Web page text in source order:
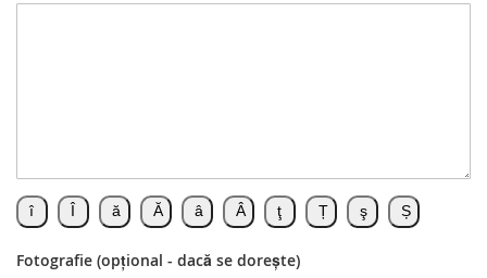
Fotografie (opțional - dacă se dorește)